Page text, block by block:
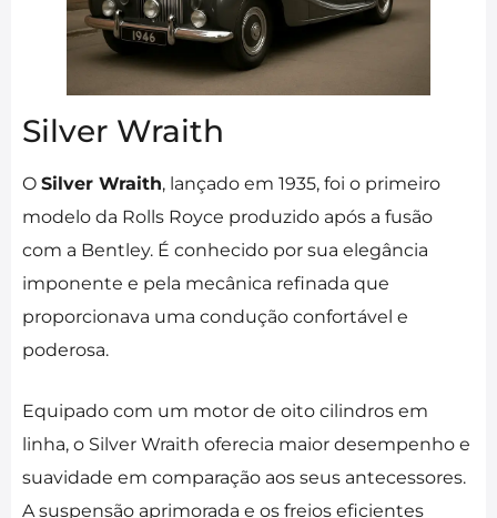
Silver Wraith
O Silver Wraith, lançado em 1935, foi o primeiro
modelo da Rolls Royce produzido após a fusão
com a Bentley. É conhecido por sua elegância
imponente e pela mecânica refinada que
proporcionava uma condução confortável e
poderosa.
Equipado com um motor de oito cilindros em
linha, o Silver Wraith oferecia maior desempenho e
suavidade em comparação aos seus antecessores.
A suspensão aprimorada e os freios eficientes